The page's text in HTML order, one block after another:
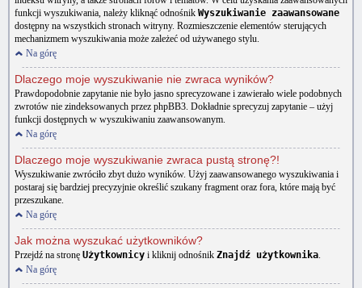
funkcji wyszukiwania, należy kliknąć odnośnik Wyszukiwanie zaawansowane
dostępny na wszystkich stronach witryny. Rozmieszczenie elementów sterujących
mechanizmem wyszukiwania może zależeć od używanego stylu.
Na górę
Dlaczego moje wyszukiwanie nie zwraca wyników?
Prawdopodobnie zapytanie nie było jasno sprecyzowane i zawierało wiele podobnych
zwrotów nie zindeksowanych przez phpBB3. Dokładnie sprecyzuj zapytanie – użyj
funkcji dostępnych w wyszukiwaniu zaawansowanym.
Na górę
Dlaczego moje wyszukiwanie zwraca pustą stronę?!
Wyszukiwanie zwróciło zbyt dużo wyników. Użyj zaawansowanego wyszukiwania i
postaraj się bardziej precyzyjnie określić szukany fragment oraz fora, które mają być
przeszukane.
Na górę
Jak można wyszukać użytkowników?
Przejdź na stronę Użytkownicy i kliknij odnośnik Znajdź użytkownika.
Na górę